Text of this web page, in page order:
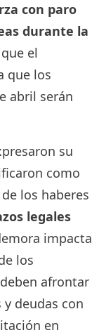
con paro
durante la
el
que los
abril serán
su
como
los haberes
legales
impacta
los
afrontar
deudas con
en